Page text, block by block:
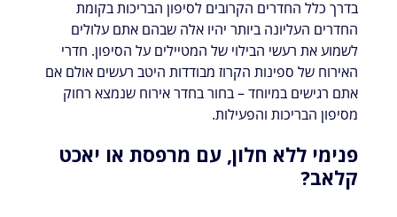
בדרך כלל החדרים הקרובים לסיפון הבריכות בקומת
החדרים העליונה ביותר יהיו אלה שבהם אתם עלולים
לשמוע את רעשי הבילוי של המטיילים על הסיפון. חדרי
האירוח של ספינות הקרוז מבודדות היטב רעשים אולם אם
אתם רגישים במיוחד – בחור בחדר אירוח שנמצא רחוק
מסיפון הבריכות והפעילות.
פנימי ללא חלון, עם מרפסת או יאכט
קלאב?